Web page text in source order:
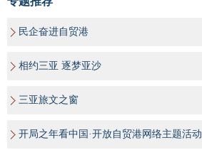
民企奋进自贸港
相约三亚 逐梦亚沙
三亚旅文之窗
开局之年看中国·开放自贸港网络主题活动